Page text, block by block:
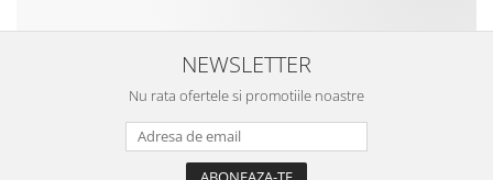
NEWSLETTER
Nu rata ofertele si promotiile noastre